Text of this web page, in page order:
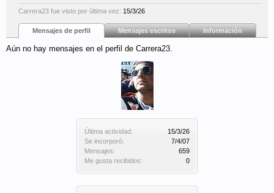
Última actividad:
15/3/26
Se incorporó:
7/4/07
Mensajes:
659
Me gusta recibidos:
0
Carrera23 fue visto por última vez: 15/3/26
Mensajes de perfil Mensajes escritos Información
Aún no hay mensajes en el perfil de Carrera23.